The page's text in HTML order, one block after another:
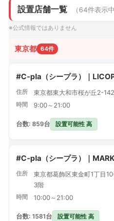
設置店舗一覧 （64件表示中
※公式情報ではありません
東京都 64件
#C-pla（シープラ）｜
住所 東京都東大和市桜が丘2-
時間 9:00～21:00
台数: 859台 設置可能性 高
#C-pla（シープラ）｜
住所
東京都葛飾区東金町1丁目
3階
時間 10:00～21:00
台数: 1581台 設置可能性 高